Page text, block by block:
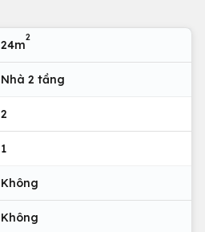
24m
2
Nhà 2 tầng
2
1
Không
Không